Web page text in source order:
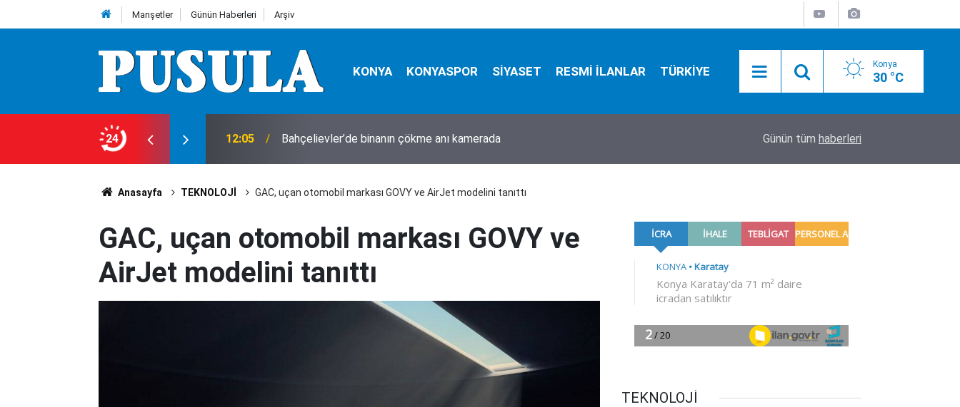
Manşetler Günün Haberleri Arşiv
KONYA KONYASPOR SİYASET RESMİ İLANLAR TÜRKİYE Konya
30 °C
24 12:05 Bahçelievler’de binanın çökme anı kamerada Dehşete düşüren olay! Çocukların kavgası
Günün tüm haberleri
Anasayfa TEKNOLOJİ GAC, uçan otomobil markası GOVY ve AirJet modelini tanıttı
GAC, uçan otomobil markası GOVY ve
AirJet modelini tanıttı
TEKNOLOJİ